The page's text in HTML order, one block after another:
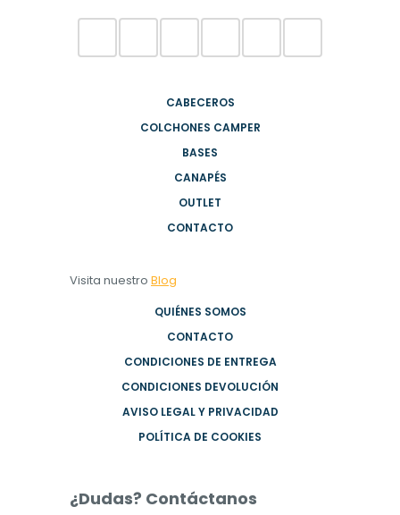
CABECEROS
COLCHONES CAMPER
BASES
CANAPÉS
OUTLET
CONTACTO
Visita nuestro Blog
QUIÉNES SOMOS
CONTACTO
CONDICIONES DE ENTREGA
CONDICIONES DEVOLUCIÓN
AVISO LEGAL Y PRIVACIDAD
POLÍTICA DE COOKIES
¿Dudas? Contáctanos